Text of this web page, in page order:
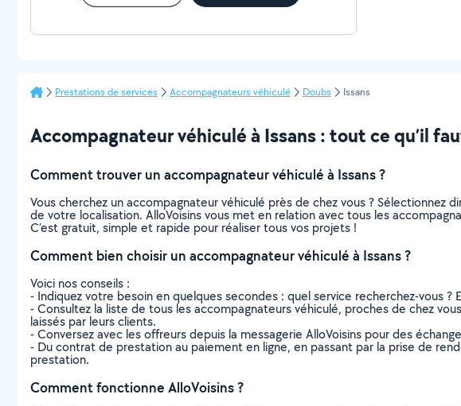
Prestations de services Accompagnateurs véhiculé Doubs Issans
Accompagnateur véhiculé à Issans : tout ce qu’il
Comment trouver un accompagnateur véhiculé à Issans ?
Vous cherchez un accompagnateur véhiculé près de chez vous ?
de votre localisation. AlloVoisins vous met en relation avec tous les
C’est gratuit, simple et rapide pour réaliser tous vos projets !
Comment bien choisir un accompagnateur véhiculé à Issans ?
Voici nos conseils :
- Indiquez votre besoin en quelques secondes : quel service recherchez-vous
- Consultez la liste de tous les accompagnateurs véhiculé, proches de chez
laissés par leurs clients.
- Conversez avec les offreurs depuis la messagerie AlloVoisins pour des
- Du contrat de prestation au paiement en ligne, en passant par la prise de
prestation.
Comment fonctionne AlloVoisins ?